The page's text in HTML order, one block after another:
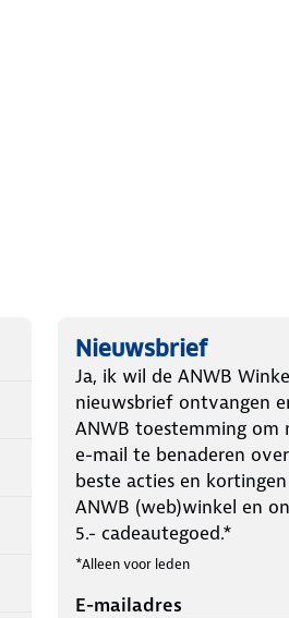
Deze
en
van
Nieuwsbrief
Ja, ik wil de ANWB
nieuwsbrief ontvangen
ANWB toestemming om
e-mail te benaderen
beste acties en
ANWB (web)winkel en
5.- cadeautegoed.*
*Alleen voor leden
E-mailadres